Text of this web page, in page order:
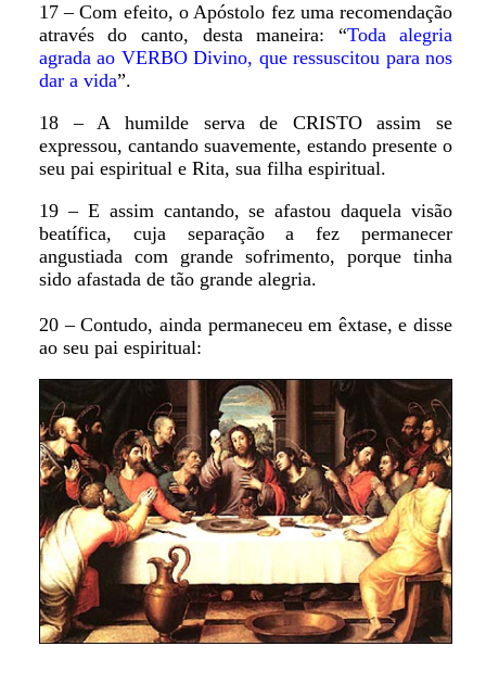
17 – Com efeito, o Apóstolo fez uma recomendação
através do canto, desta maneira: “Toda alegria
agrada ao VERBO Divino, que ressuscitou para nos
dar a vida”.
18 – A humilde serva de CRISTO assim se
expressou, cantando suavemente, estando presente o
seu pai espiritual e Rita, sua filha espiritual.
19 – E assim cantando, se afastou daquela visão
beatífica, cuja separação a fez permanecer
angustiada com grande sofrimento, porque tinha
sido afastada de tão grande alegria.
20 – Contudo, ainda permaneceu em êxtase, e disse
ao seu pai espiritual: